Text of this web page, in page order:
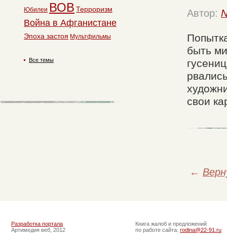
Автор:
быть
свои
←
Юбилеи ВОВ Терроризм
Война в Афганистане
Эпоха застоя Мультфильмы
Все темы
Разработка портала
Артимедия веб, 2012
Книга жалоб и предложений
по работе сайта: rodina@22-91.ru